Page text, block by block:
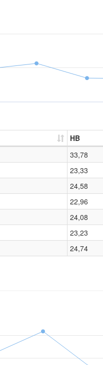
HB
33,78
23,33
24,58
22,96
24,08
23,23
24,74